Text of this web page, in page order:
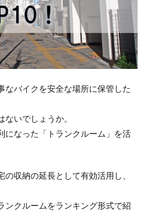
なバイクを安全な場所に保管した
いでしょうか。
になった「トランクルーム」を活
収納の延長として有効活用し、
ンクルームをランキング形式で紹